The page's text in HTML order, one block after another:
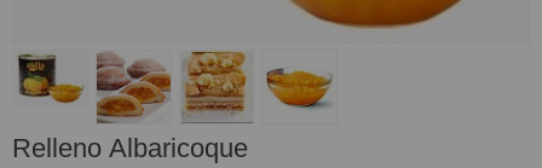
Relleno Albaricoque